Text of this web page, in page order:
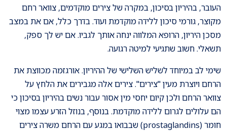
העובר, בהיריון בסיכון, במקרה של צירים מוקדמים, צוואר רחם
מקוצר, גורמי סיכון ללידה מוקדמת ועוד. בדרך כלל, אם את במצב
מסכן היריון, הרופא המלווה ינחה אותך לגביו. אם יש לך ספק,
תשאלי. חשוב שתגיעי למיטה רגועה.
שימי לב במיוחד לשליש השלישי של ההיריון. אורגזמה מכווצת את
הרחם ויוצרת מעין "צירים". צירים אלה מגבירים את הלחץ על
צוואר הרחם ולכן קיום יחסי מין אסור עבור נשים בהיריון בסיכון כי
הם עלולים לגרום ללידה מוקדמת. בנוסף, בנוזל הזרע עצמו מצוי
חומר (prostaglandins) שבבואו במגע עם הרחם משרה צירים